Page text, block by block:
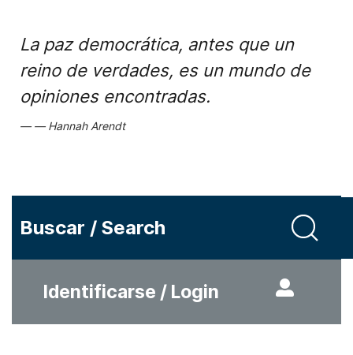
La paz democrática, antes que un
reino de verdades, es un mundo de
opiniones encontradas.
Hannah Arendt
Buscar / Search
Identificarse / Login